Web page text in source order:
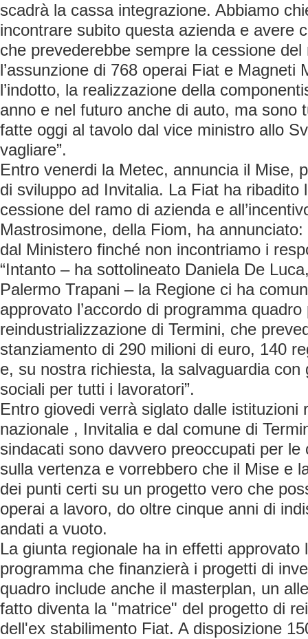
scadrà la cassa integrazione. Abbiamo
incontrare subito questa azienda e avere
che prevederebbe sempre la cessione
l’assunzione di 768 operai Fiat e Magneti
l’indotto, la realizzazione della
anno e nel futuro anche di auto, ma sono
fatte oggi al tavolo dal vice ministro allo
vagliare”.
Entro venerdi la Metec, annuncia il Mise,
di sviluppo ad Invitalia. La Fiat ha ribadito
cessione del ramo di azienda e
Mastrosimone, della Fiom, ha annunciato:
dal Ministero finché non incontriamo i
“Intanto – ha sottolineato Daniela De
Palermo Trapani – la Regione ci ha
approvato l’accordo di programma quadro
reindustrializzazione di Termini, che
stanziamento di 290 milioni di euro, 140
e, su nostra richiesta, la salvaguardia con
sociali per tutti i lavoratori”.
Entro giovedi verrà siglato dalle istituzioni
nazionale , Invitalia e dal comune di
sindacati sono davvero preoccupati per le
sulla vertenza e vorrebbero che il Mise e
dei punti certi su un progetto vero che
operai a lavoro, do oltre cinque anni di
andati a vuoto.
La giunta regionale ha in effetti approvato
programma che finanzierà i progetti di
quadro include anche il masterplan, un
fatto diventa la "matrice" del progetto di
dell'ex stabilimento Fiat. A disposizione